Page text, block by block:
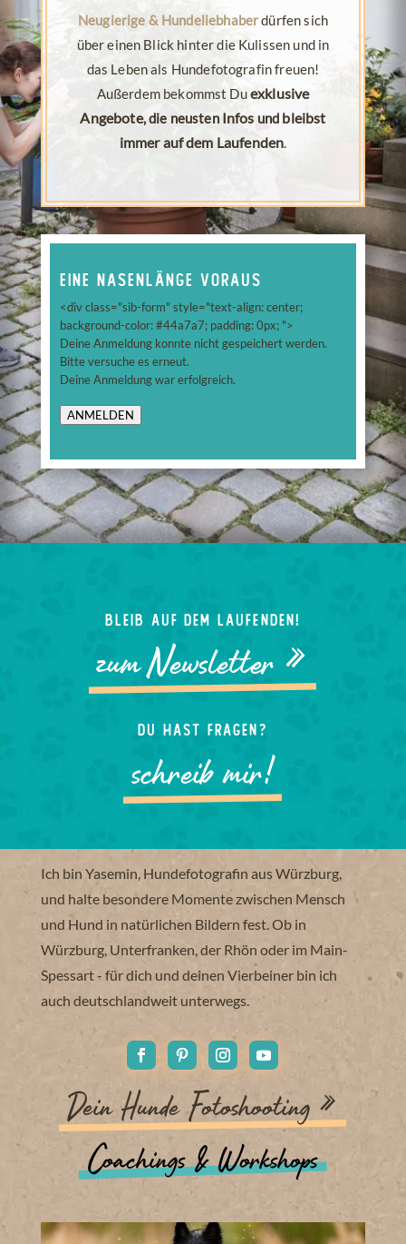
Neugierige & Hundeliebhaberdürfen sich
über einen Blick hinter die Kulissen und in
das Leben als Hundefotografin freuen!
Außerdem bekommst Duexklusive
Angebote, die neusten Infos und bleibst
immer auf dem Laufenden.
Eine Nasenlänge voraus
<div class="sib-form" style="text-align: center;
background-color: #44a7a7; padding: 0px; ">
Deine Anmeldung konnte nicht gespeichert werden.
Bitte versuche es erneut.
Deine Anmeldung war erfolgreich.
ANMELDEN
Bleib auf dem laufenden!
zum Newsletter »
Du hast Fragen?
schreib mir!
Ich bin Yasemin, Hundefotografin aus Würzburg,
und halte besondere Momente zwischen Mensch
und Hund in natürlichen Bildern fest. Ob in
Würzburg, Unterfranken, der Rhön oder im Main-
Spessart - für dich und deinen Vierbeiner bin ich
auch deutschlandweit unterwegs.
Dein Hunde Fotoshooting »
Coachings & Workshops